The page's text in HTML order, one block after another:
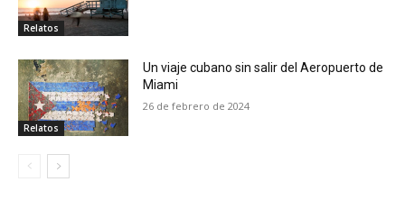
Relatos
Relatos
Un viaje cubano sin salir del Aeropuerto de
Miami
26 de febrero de 2024